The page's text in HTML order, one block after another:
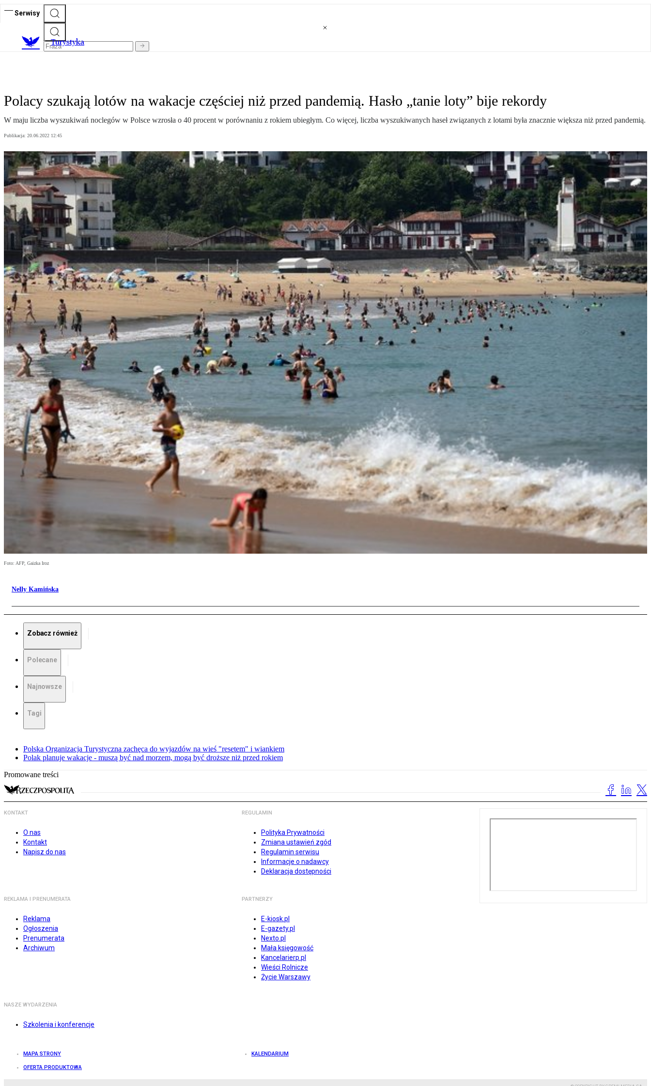
Serwisy
Turystyka
Polacy szukają lotów na wakacje częściej niż przed pandemią. Hasło „tanie loty” bije rekordy
W maju liczba wyszukiwań noclegów w Polsce wzrosła o 40 procent w porównaniu z rokiem ubiegłym. Co więcej, liczba wyszukiwanych haseł związanych z lotami była znacznie większa niż przed pandemią.
Publikacja: 20.06.2022 12:45
Foto: AFP, Gaizka Iroz
Nelly Kamińska
Zobacz również
Polecane
Najnowsze
Tagi
Polska Organizacja Turystyczna zachęca do wyjazdów na wieś "resetem" i wiankiem
Polak planuje wakacje - muszą być nad morzem, mogą być droższe niż przed rokiem
Promowane treści
KONTAKT
O nas
Kontakt
Napisz do nas
REGULAMIN
Polityka Prywatności
Zmiana ustawień zgód
Regulamin serwisu
Informacje o nadawcy
Deklaracja dostępności
REKLAMA I PRENUMERATA
Reklama
Ogłoszenia
Prenumerata
Archiwum
PARTNERZY
E-kiosk.pl
E-gazety.pl
Nexto.pl
Mała księgowość
Kancelarierp.pl
Wieści Rolnicze
Życie Warszawy
NASZE WYDARZENIA
Szkolenia i konferencje
MAPA STRONY KALENDARIUM
OFERTA PRODUKTOWA